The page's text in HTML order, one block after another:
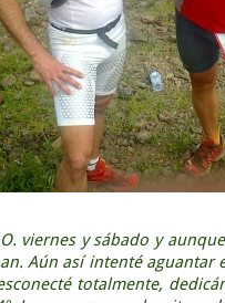
viernes y sábado y
Aún así intenté aguantar
totalmente,